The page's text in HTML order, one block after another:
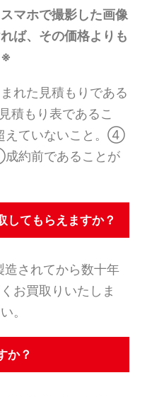
マホで撮影した画像
ば、その価格よりも
※
た見積もりである
積もり表であるこ
えていないこと。④
約前であることが
てもらえますか？
されてから数十年
お買取りいたしま
。
か？